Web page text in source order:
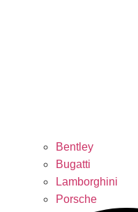
Bentley
Bugatti
Lamborghini
Porsche